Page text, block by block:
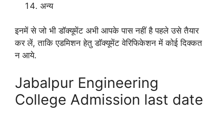
अन्य
इनमें से जो भी डॉक्यूमेंट अभी आपके पास नहीं है पहले उसे तैयार
कर लें, ताकि एडमिशन हेतु डॉक्यूमेंट वेरिफिकेशन में कोई दिक्कत
न आये.
Jabalpur Engineering
College Admission last date